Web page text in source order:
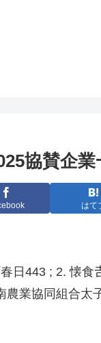
協賛企業
はて
日443 ; 2. 懐
農業協同組合太